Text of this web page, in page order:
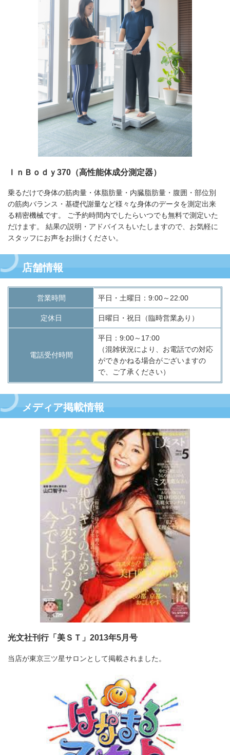
ＩｎＢｏｄｙ370（高性能体成分測定器）
乗るだけで身体の筋肉量・体脂肪量・内臓脂肪量・腹囲・部位別
の筋肉バランス・基礎代謝量など様々な身体のデータを測定出来
る精密機械です。 ご予約時間内でしたらいつでも無料で測定いた
だけます。 結果の説明・アドバイスもいたしますので、お気軽に
スタッフにお声をお掛けください。
店舗情報
営業時間 平日・土曜日：9:00～22:00
定休日 日曜日・祝日（臨時営業あり）
電話受付時間
平日：9:00～17:00
（混雑状況により、お電話での対応
ができかねる場合がございますの
で、ご了承ください）
メディア掲載情報
光文社刊行「美ＳＴ」2013年5月号
当店が東京三ツ星サロンとして掲載されました。